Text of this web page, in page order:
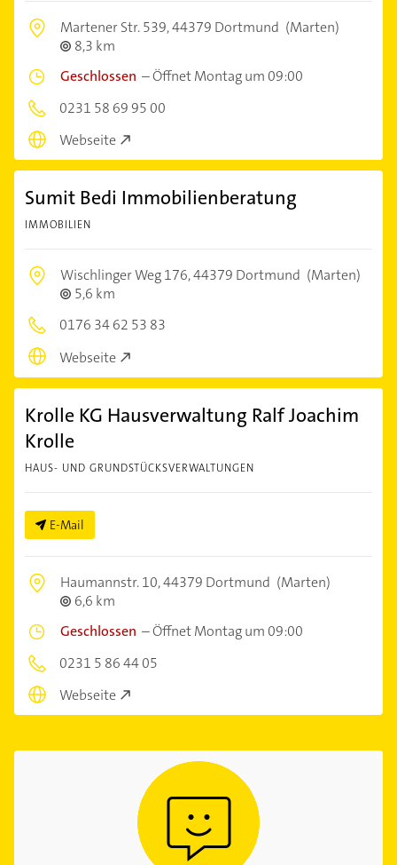
Martener Str. 539,44379 Dortmund (Marten)
8,3 km
Geschlossen –Öffnet Montag um 09:00
0231 58 69 95 00
Webseite
Sumit Bedi Immobilienberatung
IMMOBILIEN
Wischlinger Weg 176,44379 Dortmund (Marten)
5,6 km
0176 34 62 53 83
Webseite
Krolle KG Hausverwaltung Ralf Joachim
Krolle
HAUS- UND GRUNDSTÜCKSVERWALTUNGEN
E-Mail
Haumannstr. 10,44379 Dortmund (Marten)
6,6 km
Geschlossen –Öffnet Montag um 09:00
0231 5 86 44 05
Webseite